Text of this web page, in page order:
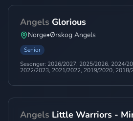
Angels Glorious
Norge•Ørskog Angels
Senior
Sesonger: 2026/2027, 2025/2026, 2024/
2022/2023, 2021/2022, 2019/2020, 2018/
Angels Little Warriors -